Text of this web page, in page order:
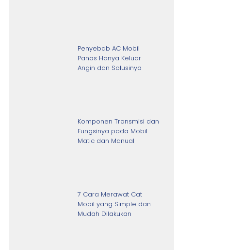
Penyebab AC Mobil
Panas Hanya Keluar
Angin dan Solusinya
Komponen Transmisi dan
Fungsinya pada Mobil
Matic dan Manual
7 Cara Merawat Cat
Mobil yang Simple dan
Mudah Dilakukan